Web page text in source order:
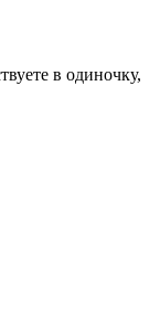
в одиночку,